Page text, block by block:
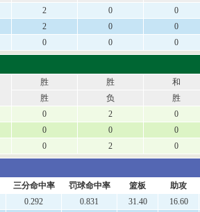
2 0
0
2 0
0
0 0 0
胜 胜
和
胜 负
胜
0 2
0
0 0
0
0 2 0
三分命中率 罚球命中率 篮板
助攻
0.292 0.831 31.40
16.60